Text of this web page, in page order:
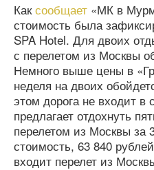
Каксообщает «МК в
стоимость была
SPA Hotel. Для двоих
с перелетом из Москвы
Немного выше цены в
неделя на двоих
этом дорога не входит в
предлагает отдохнуть
перелетом из Москвы за
стоимость, 63 840
входит перелет из